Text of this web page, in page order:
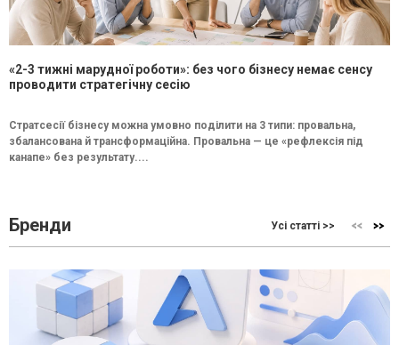
«2-3 тижні марудної роботи»: без чого бізнесу немає сенсу
проводити стратегічну сесію
Стратсесії бізнесу можна умовно поділити на 3 типи: провальна,
збалансована й трансформаційна. Провальна — це «рефлексія під
канапе» без результату....
Бренди Усі статті >>